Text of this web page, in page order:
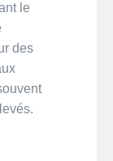
le
des